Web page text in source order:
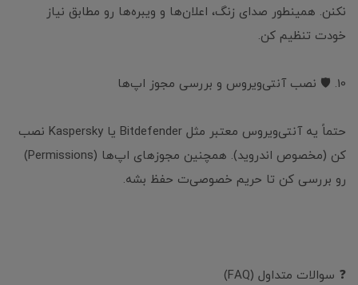
نکنن. همینطور صدای زنگ، اعلان‌ها و ویبره‌ها رو مطابق نیاز
خودت تنظیم کن.
10. 🛡️ نصب آنتی‌ویروس و بررسی مجوز اپ‌ها
حتماً یه آنتی‌ویروس معتبر مثل Bitdefender یا Kaspersky نصب
کن (مخصوص اندروید). همچنین مجوزهای اپ‌ها (Permissions)
رو بررسی کن تا حریم خصوصی‌ت حفظ بشه.
❓ سوالات متداول (FAQ)